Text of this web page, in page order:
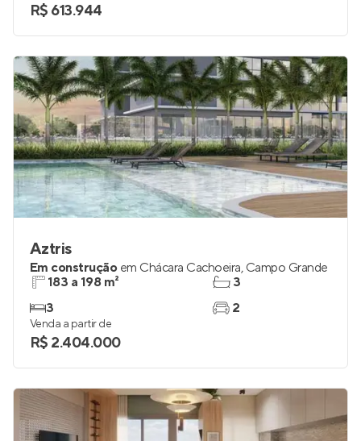
R$ 613.944
Aztris
Em construção em Chácara Cachoeira, Campo Grande
183 a 198 m²
3
3
2
Venda a partir de
R$ 2.404.000